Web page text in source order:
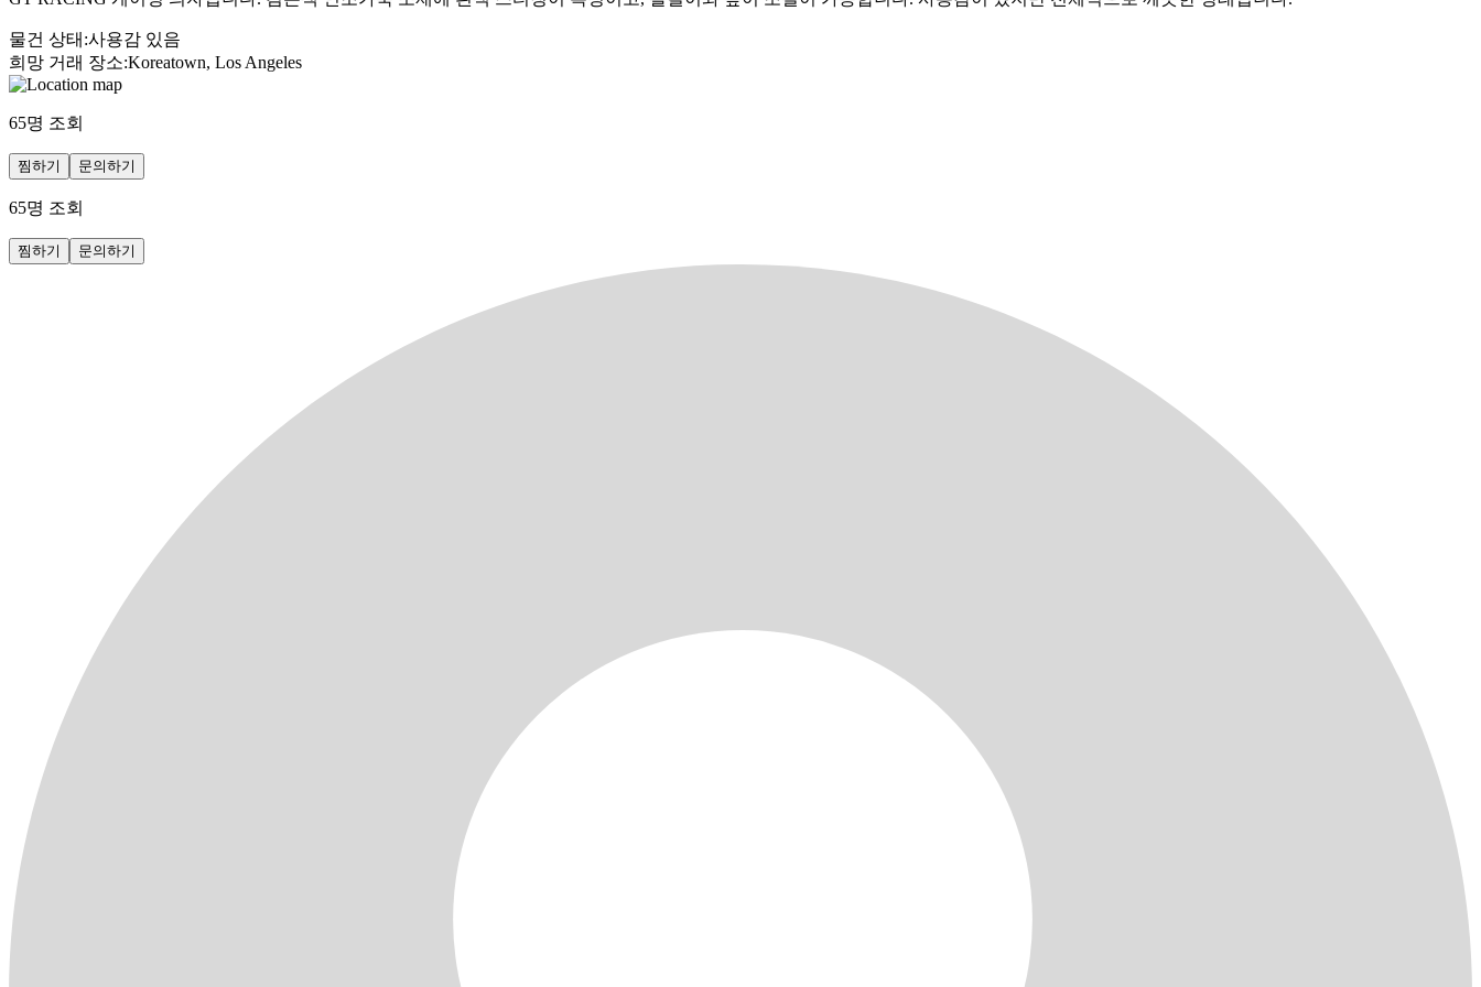
물건 상태 :사용감 있음
희망 거래 장소:Koreatown, Los Angeles
65명 조회
찜하기 문의하기
65명 조회
찜하기 문의하기